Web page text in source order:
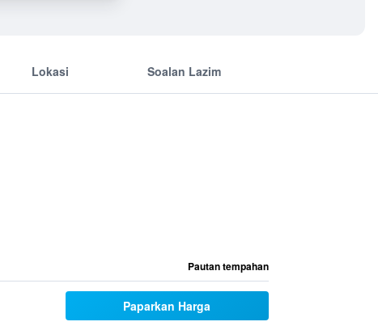
Lokasi Soalan Lazim
Pautan tempahan
Paparkan Harga